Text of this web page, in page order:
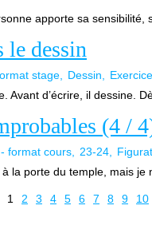
apporte sa sensibilité,
le dessin
stage Dessin
d’écrire, il dessine.
(4 /
format cours 23-24
la porte du temple, mais je
1 2 3 4 5 6 7 8 9 10